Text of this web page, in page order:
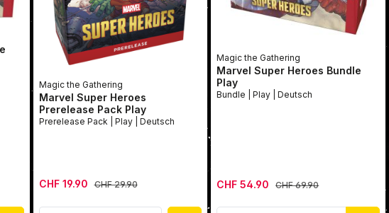
Magic the Gathering
Marvel Super Heroes
Prerelease Pack Play
Prerelease Pack | Play | Deutsch
Verkaufspreis:
CHF 19.90 Regulärer Preis:
CHF 29.90
Magic the Gathering
Marvel Super Heroes Bundle
Play
Bundle | Play | Deutsch
Verkaufspreis:
CHF 54.90 Regulärer Preis:
CHF 69.90